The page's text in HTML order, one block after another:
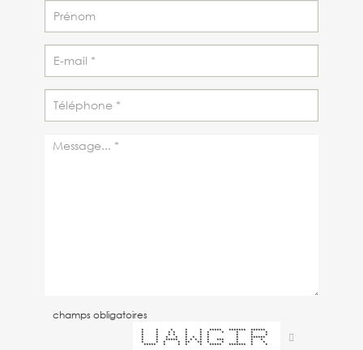
champs obligatoires
* * * * * ***** ******* ******
* * * * * * * * * * *
* * * * * * * * * *
* * * * * * * * * ******
* * ***** * * * * * *** * * *
* * * * ** ** * * * * *
***** * * * * ***** ******* * *